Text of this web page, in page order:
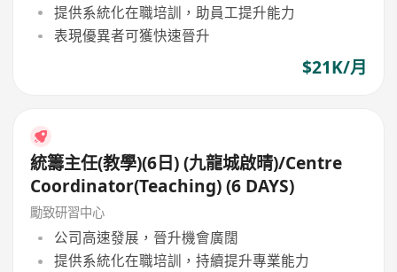
提供系統化在職培訓，助員工提升能力
表現優異者可獲快速晉升
$21K/月
統籌主任(教學)(6日) (九龍城啟晴)/Centre
Coordinator(Teaching) (6 DAYS)
勵致研習中心
公司高速發展，晉升機會廣闊
提供系統化在職培訓，持續提升專業能力